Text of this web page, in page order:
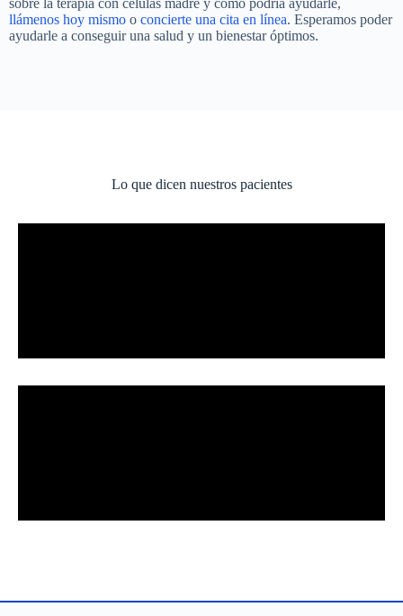
llámenos hoy mismo o concierte una cita en línea. Esperamos poder
ayudarle a conseguir una salud y un bienestar óptimos.
Lo que dicen nuestros pacientes